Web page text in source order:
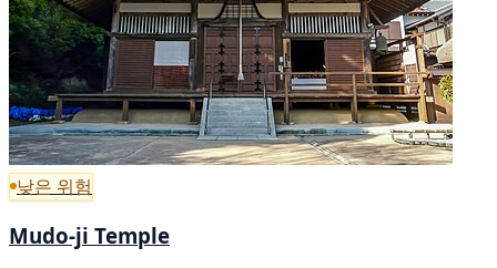
낮은 위험
Mudo-ji Temple